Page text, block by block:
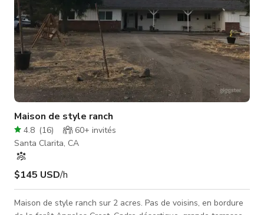
Maison de style ranch
4.8 (16) 60+ invités
Santa Clarita, CA
$145 USD/h
Maison de style ranch sur 2 acres. Pas de voisins, en bordure